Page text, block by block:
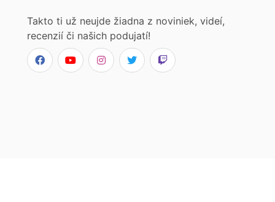
Takto ti už neujde žiadna z noviniek, videí,
recenzií či našich podujatí!